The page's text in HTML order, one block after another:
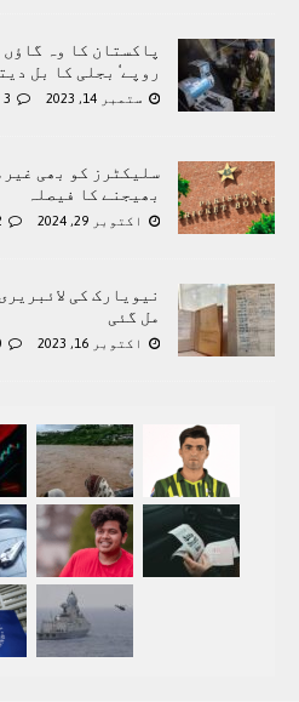
روپے‘ بجلی کا بل
ستمبر 14, 2023 3
سلیکٹرز کو بھی
بھیجنے کا فیصلہ
اکتوبر 29, 2024
مل گئی
اکتوبر 16, 2023